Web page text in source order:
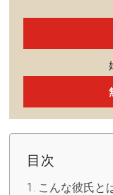
目次
こんな彼氏と